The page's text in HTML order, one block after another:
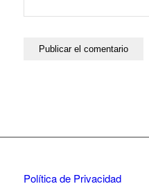
Política de Privacidad